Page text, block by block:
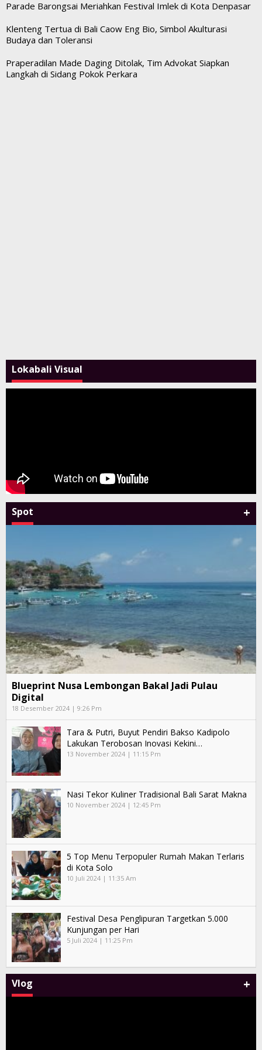
Parade Barongsai Meriahkan Festival Imlek di Kota Denpasar
Klenteng Tertua di Bali Caow Eng Bio, Simbol Akulturasi
Budaya dan Toleransi
Praperadilan Made Daging Ditolak, Tim Advokat Siapkan
Langkah di Sidang Pokok Perkara
Lokabali Visual
Spot +
Blueprint Nusa Lembongan Bakal Jadi Pulau
Digital
18 Desember 2024 | 9:26 Pm
Tara & Putri, Buyut Pendiri Bakso Kadipolo
Lakukan Terobosan Inovasi Kekini…
13 November 2024 | 11:15 Pm
Nasi Tekor Kuliner Tradisional Bali Sarat Makna
10 November 2024 | 12:45 Pm
5 Top Menu Terpopuler Rumah Makan Terlaris
di Kota Solo
10 Juli 2024 | 11:35 Am
Festival Desa Penglipuran Targetkan 5.000
Kunjungan per Hari
5 Juli 2024 | 11:25 Pm
Vlog +